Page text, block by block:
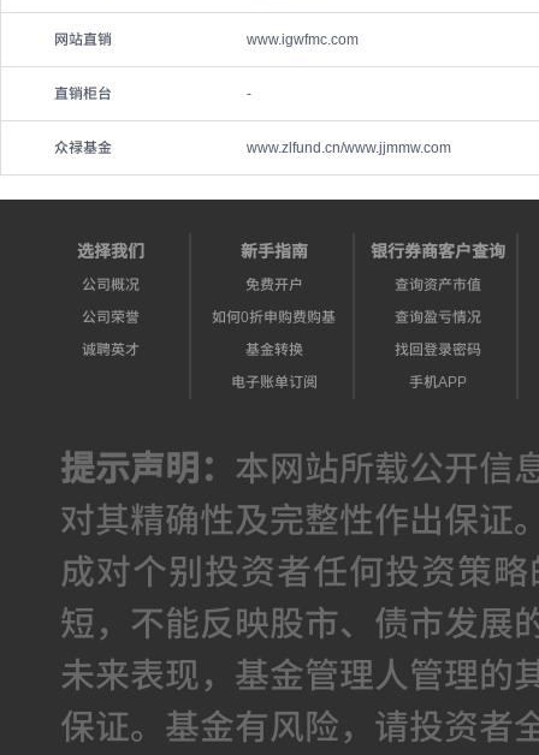
网站直销 www.igwfmc.com
直销柜台 -
众禄基金 www.zlfund.cn/www.jjmmw.com
选择我们
公司概况
公司荣誉
诚聘英才
新手指南
免费开户
如何0折申购费购基
基金转换
电子账单订阅
银行券商客户查询
查询资产市值
查询盈亏情况
找回登录密码
手机APP
提示声明： 本网站所载公开信
对其精确性及完整性作出保证
成对个别投资者任何投资策
短，不能反映股市、债市发展
未来表现，基金管理人管理的
保证。基金有风险，请投资者